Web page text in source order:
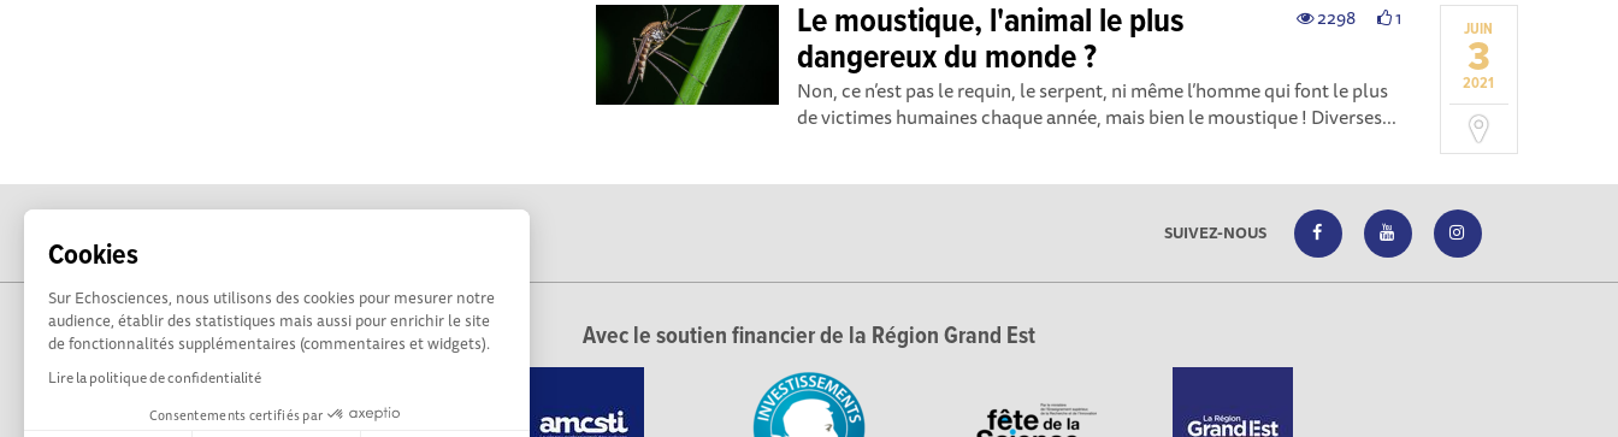
Cookies
Sur Echosciences, nous utilisons des cookies pour mesurer notre
audience, établir des statistiques mais aussi pour enrichir le site
de fonctionnalités supplémentaires (commentaires et widgets).
Lire la politique de confidentialité
Consentements certifiés par
JUIN
3
2021
2298 1
Le moustique, l'animal le plus
dangereux du monde ?
Non, ce n’est pas le requin, le serpent, ni même l’homme qui font le plus
de victimes humaines chaque année, mais bien le moustique ! Diverses...
SUIVEZ-NOUS
Avec le soutien financier de la Région Grand Est